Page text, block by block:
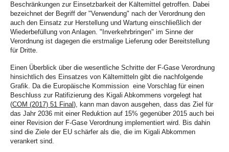
Beschränkungen zur Einsetzbarkeit der Kältemittel getroffen. Dabei
bezeichnet der Begriff der "Verwendung" nach der Verordnung den
auch den Einsatz zur Herstellung und Wartung einschließlich der
Wiederbefüllung von Anlagen. "Inverkehrbringen" im Sinne der
Verordnung ist dagegen die erstmalige Lieferung oder Bereitstellung
für Dritte.
Einen Überblick über die wesentliche Schritte der F-Gase Verordnung
hinsichtlich des Einsatzes von Kältemitteln gibt die nachfolgende
Grafik. Da die Europäische Kommission eine Vorschlag für einen
Beschluss zur Ratifizierung des Kigali Abkommens vorgelegt hat
(COM (2017) 51 Final), kann man davon ausgehen, dass das Ziel für
das Jahr 2036 mit einer Reduktion auf 15% gegenüber 2015 auch bei
einer Revision der F-Gase Verordnung implementiert wird. Bis dahin
sind die Ziele der EU schärfer als die, die im Kigali Abkommen
verankert sind.